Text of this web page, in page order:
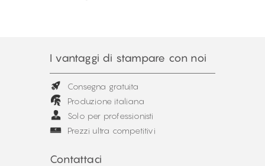
I vantaggi di stampare con noi
Consegna gratuita
Produzione italiana
Solo per professionisti
Prezzi ultra competitivi
Contattaci